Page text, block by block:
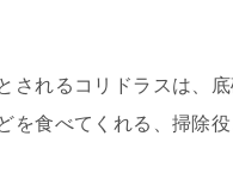
されるコリドラスは、
を食べてくれる、掃除